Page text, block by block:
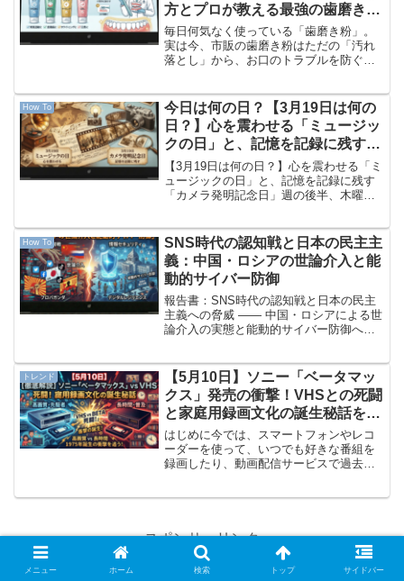
方とプロが教える最強の歯磨きメ
ソッド
毎日何気なく使っている「歯磨き粉」。
実は今、市販の歯磨き粉はただの「汚れ
落とし」から、お口のトラブルを防ぐ
ていることをご存知でしょうか？【結論
から言うと…】虫歯や歯周病を...
How To
今日は何の日？【3月19日は何の
日？】心を震わせる「ミュージッ
クの日」と、記憶を記録に残す
「カメラ発明記念日」
【3月19日は何の日？】心を震わせる「ミ
ュージックの日」と、記憶を記録に残す
「カメラ発明記念日」週の後半、木曜日
んしょう／さきがち）。「先んずれば即
ち勝つ」とされ、...
How To
SNS時代の認知戦と日本の民主主
義：中国・ロシアの世論介入と能
動的サイバー防御
報告書：SNS時代の認知戦と日本の民主
主義への脅威 —— 中国・ロシアによる世
論介入の実態と能動的サイバー防御への
威を徹底分析。I-Soonリーク、Japan
Ne...
トレンド
【5月10日】ソニー「ベータマッ
クス」発売の衝撃！VHSとの死闘
と家庭用録画文化の誕生秘話を徹
底解説
はじめに今では、スマートフォンやレコ
ーダーを使って、いつでも好きな番組を
録画したり、動画配信サービスで過去の
スポンサーリンク
メニュー ホーム 検索 トップ サイドバー